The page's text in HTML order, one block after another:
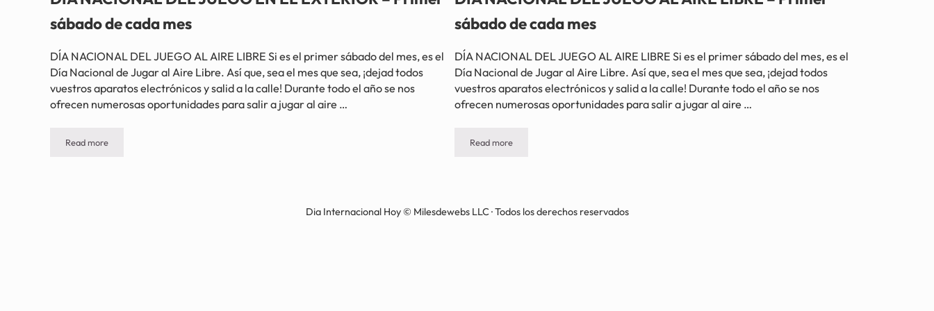
sábado de cada mes
DÍA NACIONAL DEL JUEGO AL AIRE LIBRE Si es el primer sábado del mes, es el
Día Nacional de Jugar al Aire Libre. Así que, sea el mes que sea, ¡dejad todos
vuestros aparatos electrónicos y salid a la calle! Durante todo el año se nos
ofrecen numerosas oportunidades para salir a jugar al aire …
Read moreDÍA NACIONAL DEL JUEGO EN EL EXTERIOR – Primer sábado de cada mes
sábado de cada mes
DÍA NACIONAL DEL JUEGO AL AIRE LIBRE Si es el primer sábado del mes, es el
Día Nacional de Jugar al Aire Libre. Así que, sea el mes que sea, ¡dejad todos
vuestros aparatos electrónicos y salid a la calle! Durante todo el año se nos
ofrecen numerosas oportunidades para salir a jugar al aire …
Read moreDÍA NACIONAL DEL JUEGO AL AIRE LIBRE – Primer sábado de cada mes
Dia Internacional Hoy © Milesdewebs LLC · Todos los derechos reservados